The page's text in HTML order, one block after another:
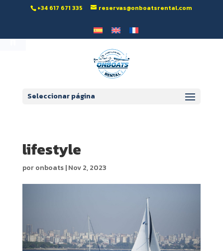
Abrir barra de herramientas
‭+34 617 671 335‬ reservas@onboatsrental.com
Seleccionar página
lifestyle
poronboats|Nov 2, 2023